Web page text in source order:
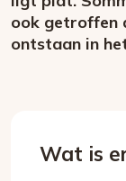
ook getroffen
ontstaan in
Wat is